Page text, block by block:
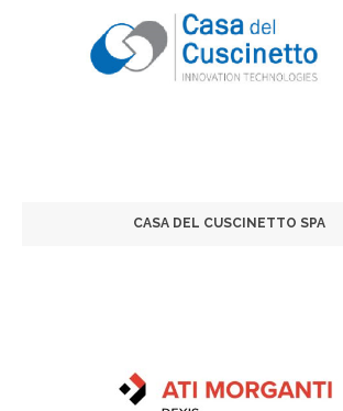
CASA DEL CUSCINETTO SPA